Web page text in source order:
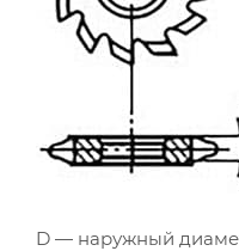
D — наружный